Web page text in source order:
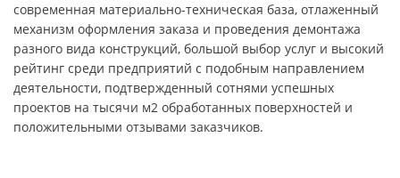
современная материально-техническая база, отлаженный
механизм оформления заказа и проведения демонтажа
разного вида конструкций, большой выбор услуг и высокий
рейтинг среди предприятий с подобным направлением
деятельности, подтвержденный сотнями успешных
проектов на тысячи м2 обработанных поверхностей и
положительными отзывами заказчиков.